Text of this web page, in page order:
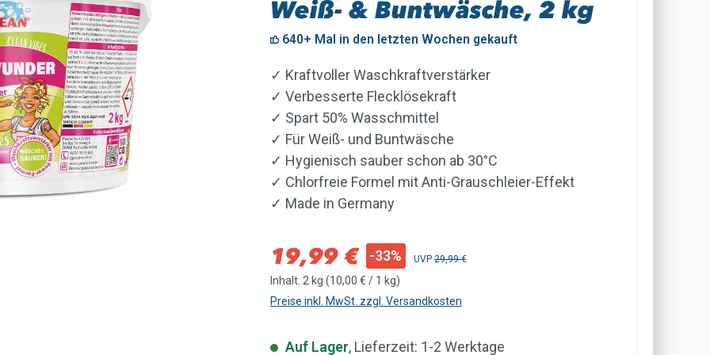
Weiß- & Buntwäsche, 2 kg
640+ Mal in den letzten Wochen gekauft
✓ Kraftvoller Waschkraftverstärker
✓ Verbesserte Flecklösekraft
✓ Spart 50% Wasschmittel
✓ Für Weiß- und Buntwäsche
✓ Hygienisch sauber schon ab 30°C
✓ Chlorfreie Formel mit Anti-Grauschleier-Effekt
✓ Made in Germany
Verkaufspreis:
19,99 € -33% Regulärer Preis:
UVP29,99 €
Inhalt: 2 kg (10,00 € / 1 kg)
Preise inkl. MwSt. zzgl. Versandkosten
Auf Lager, Lieferzeit: 1-2 Werktage